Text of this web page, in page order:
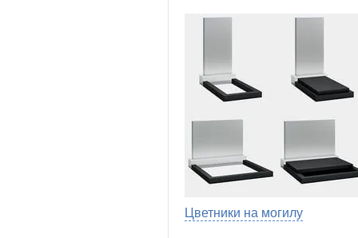
Цветники на могилу